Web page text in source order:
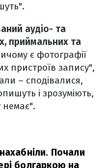
аудіо- та
приймальних та
є фотографії
пристроїв запису",
– сподівалися,
і зрозуміють,
Почали
болгаркою на